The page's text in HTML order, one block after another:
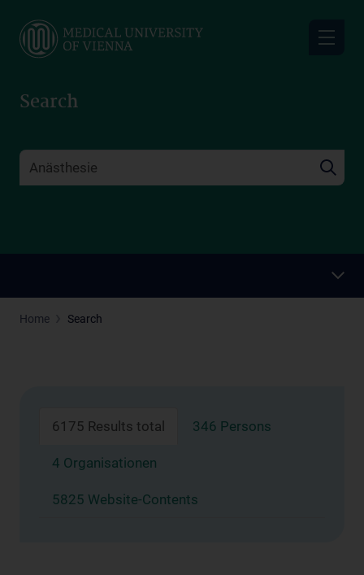
main
Search
Home Search
6175 Results total 346 Persons
4 Organisationen
5825 Website-Contents